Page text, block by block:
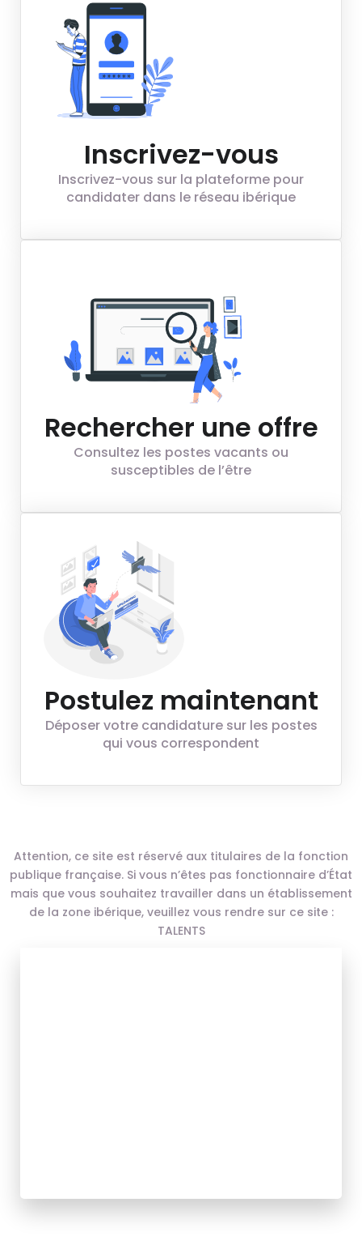
Inscrivez-vous
Inscrivez-vous sur la plateforme pour
candidater dans le réseau ibérique
Rechercher une offre
Consultez les postes vacants ou
susceptibles de l’être
Postulez maintenant
Déposer votre candidature sur les postes
qui vous correspondent
Attention, ce site est réservé aux titulaires de la fonction
publique française. Si vous n’êtes pas fonctionnaire d’État
mais que vous souhaitez travailler dans un établissement
de la zone ibérique, veuillez vous rendre sur ce site :
TALENTS